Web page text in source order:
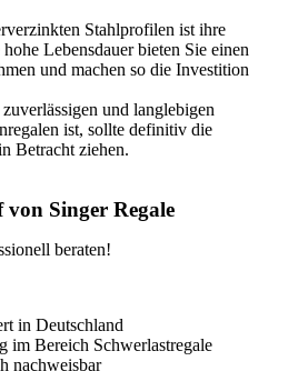
Stahlprofilen ist ihre
Lebensdauer bieten Sie einen
und machen so die Investition
und langlebigen
ist, sollte definitiv die
Betracht ziehen.
Singer Regale
beraten!
in Deutschland
im Bereich Schwerlastregale
nachweisbar